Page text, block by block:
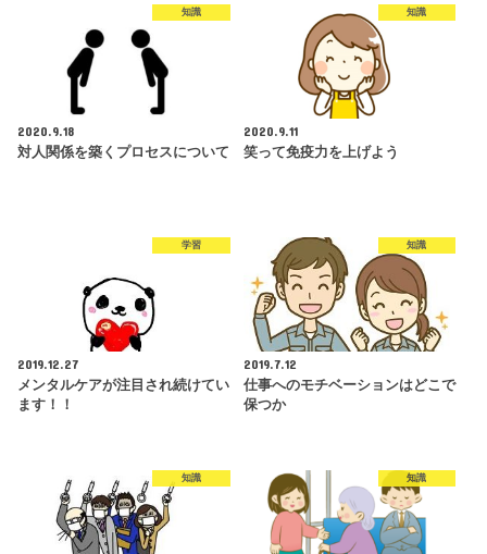
知識
2020.9.18
対人関係を築くプロセスについて
知識
2020.9.11
笑って免疫力を上げよう
学習
2019.12.27
メンタルケアが注目され続けてい
ます！！
知識
2019.7.12
仕事へのモチベーションはどこで
保つか
知識 知識